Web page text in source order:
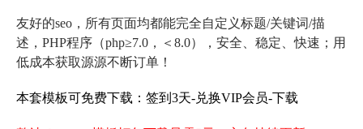
友好的seo，所有页面均都能完全自定义标题/关键词/描
述，PHP程序（php≥7.0，＜8.0），安全、稳定、快速；用
低成本获取源源不断订单！
本套模板可免费下载：签到3天-兑换VIP会员-下载